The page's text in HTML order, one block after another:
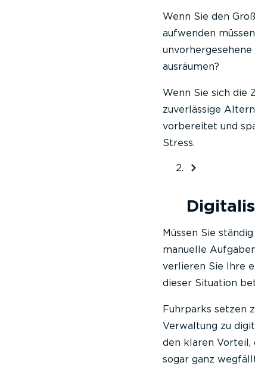
Wenn Sie den
aufwenden
ausräumen?
Wenn Sie sich die
zuverlässige
vorbereitet und
Stress.
Müssen Sie
manuelle
verlieren Sie Ihre
dieser Situation
Fuhrparks setzen
Verwaltung zu
den klaren Vorteil,
sogar ganz